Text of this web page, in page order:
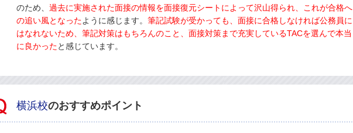
のため、 過去に実施された面接の情報を面接復元シートによって沢山得られ、これが合格へ
の追い風となったように感じます。 筆記試験が受かっても、面接に合格しなければ公務員に
はなれないため、筆記対策はもちろんのこと、面接対策まで充実しているTACを選んで本当
に良かったと感じています。
横浜校のおすすめポイント